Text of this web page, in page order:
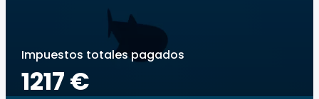
Impuestos totales pagados
1217 €